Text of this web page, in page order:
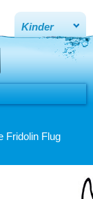
Kinder
Fridolin Flug